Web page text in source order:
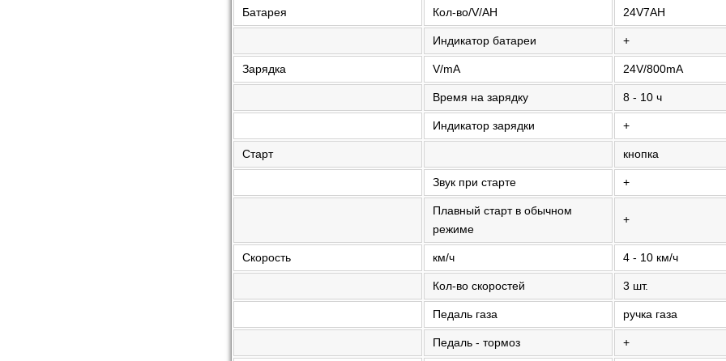
Батарея Кол-во/V/AH 24V7AH
Индикатор батареи +
Зарядка V/mA 24V/800mA
Время на зарядку 8 - 10 ч
Индикатор зарядки +
Старт кнопка
Звук при старте +
Плавный старт в обычном
режиме
+
Скорость км/ч 4 - 10 км/ч
Кол-во скоростей 3 шт.
Педаль газа ручка газа
Педаль - тормоз +